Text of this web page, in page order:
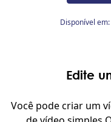
Disponível em:
Edite
Você pode criar um